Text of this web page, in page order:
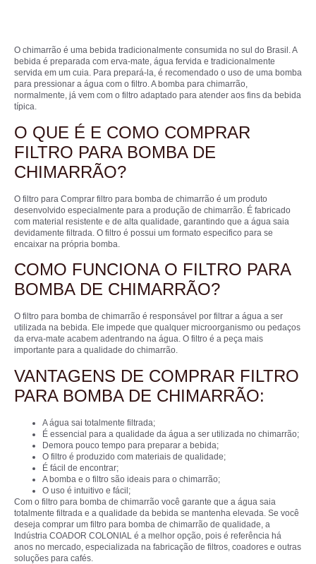
O chimarrão é uma bebida tradicionalmente consumida no sul do Brasil. A
bebida é preparada com erva-mate, água fervida e tradicionalmente
servida em um cuia. Para prepará-la, é recomendado o uso de uma bomba
para pressionar a água com o filtro. A bomba para chimarrão,
normalmente, já vem com o filtro adaptado para atender aos fins da bebida
típica.
O QUE É E COMO COMPRAR
FILTRO PARA BOMBA DE
CHIMARRÃO?
O filtro para Comprar filtro para bomba de chimarrão é um produto
desenvolvido especialmente para a produção de chimarrão. É fabricado
com material resistente e de alta qualidade, garantindo que a água saia
devidamente filtrada. O filtro é possui um formato especifico para se
encaixar na própria bomba.
COMO FUNCIONA O FILTRO PARA
BOMBA DE CHIMARRÃO?
O filtro para bomba de chimarrão é responsável por filtrar a água a ser
utilizada na bebida. Ele impede que qualquer microorganismo ou pedaços
da erva-mate acabem adentrando na água. O filtro é a peça mais
importante para a qualidade do chimarrão.
VANTAGENS DE COMPRAR FILTRO
PARA BOMBA DE CHIMARRÃO:
A água sai totalmente filtrada;
É essencial para a qualidade da água a ser utilizada no chimarrão;
Demora pouco tempo para preparar a bebida;
O filtro é produzido com materiais de qualidade;
É fácil de encontrar;
A bomba e o filtro são ideais para o chimarrão;
O uso é intuitivo e fácil;
Com o filtro para bomba de chimarrão você garante que a água saia
totalmente filtrada e a qualidade da bebida se mantenha elevada. Se você
deseja comprar um filtro para bomba de chimarrão de qualidade, a
Indústria COADOR COLONIAL é a melhor opção, pois é referência há
anos no mercado, especializada na fabricação de filtros, coadores e outras
soluções para cafés.